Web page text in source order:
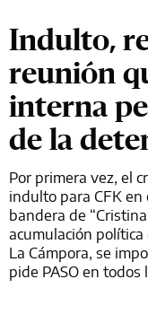
Indulto,
reunión
interna
de la
Por primera vez, el
indulto para CFK en
bandera de
acumulación política
La Cámpora, se
pide PASO en todos